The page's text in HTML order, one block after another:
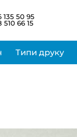
135 50 95
510 66 15
Типи друку